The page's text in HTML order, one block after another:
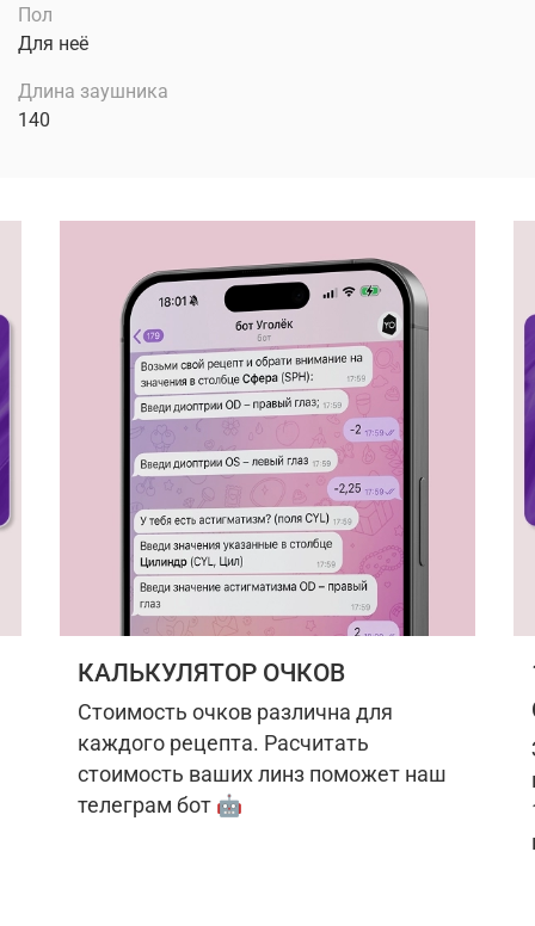
Пол
Для неё
Длина заушника
140
КАЛЬКУЛЯТОР ОЧКОВ
Стоимость очков различна для
каждого рецепта. Расчитать
стоимость ваших линз поможет наш
телеграм бот 🤖